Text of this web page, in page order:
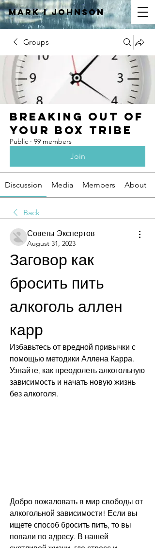
Mark IJOHNSON
Groups
Breaking Out of
Your Box Tribe
Public · 99 members
Join
Discussion Media Members About
Back
Советы Экспертов
August 31, 2023
Заговор как
бросить пить
алкоголь аллен
карр
Избавьтесь от вредной привычки с
помощью методики Аллена Карра.
Узнайте, как преодолеть алкогольную
зависимость и начать новую жизнь
без алкоголя.
Добро пожаловать в мир свободы от
алкогольной зависимости! Если вы
ищете способ бросить пить, то вы
попали по адресу. В нашей